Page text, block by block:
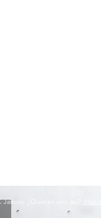
¿Quieres uno así?